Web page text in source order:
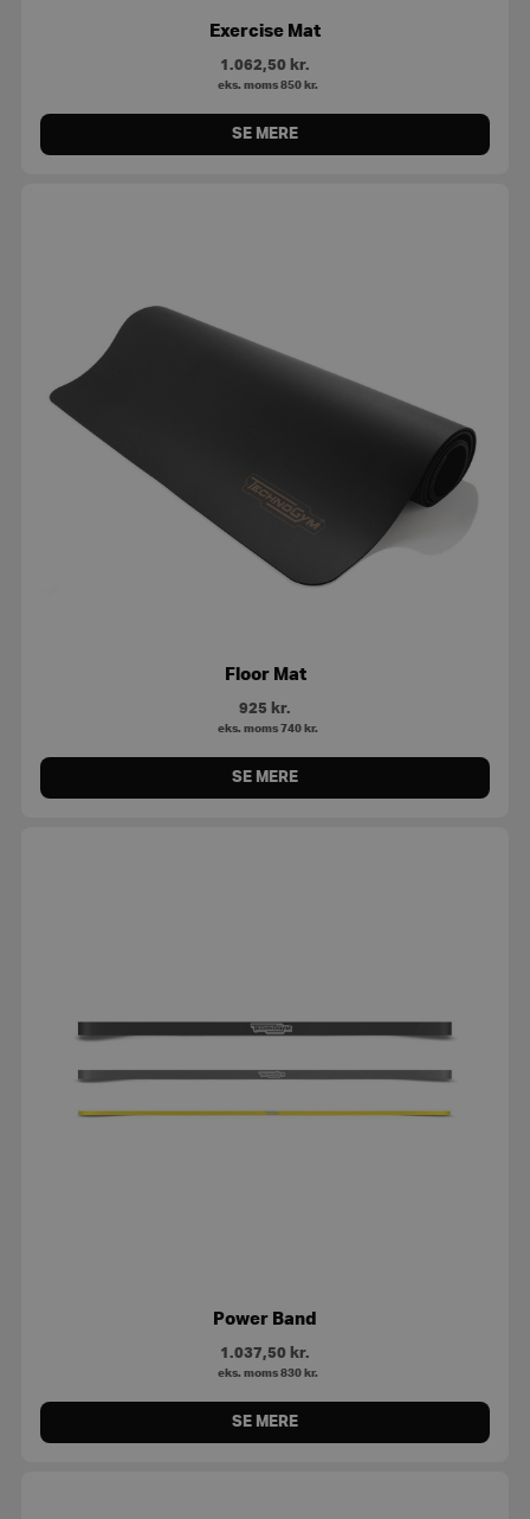
Exercise Mat
1.062,50 kr.
eks. moms 850 kr.
SE MERE
Floor Mat
925 kr.
eks. moms 740 kr.
SE MERE
Power Band
1.037,50 kr.
eks. moms 830 kr.
SE MERE